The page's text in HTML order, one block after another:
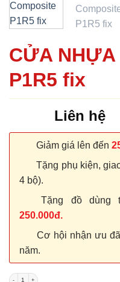
CỬA NHỰA
P1R5 fix
Liên hệ
Giảm giá lên đến
Tặng phụ kiện,
4 bộ).
Tặng đồ dùng
250.000đ.
Cơ hội nhận ưu
năm.
CỬA NHỰA COMPOSITE P1R5 fix số